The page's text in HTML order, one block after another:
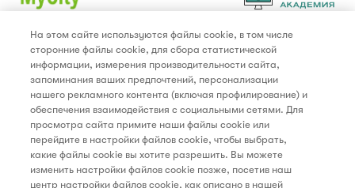
МЫ В СОЦИАЛЬНЫХ СЕТЯХ
На этом сайте используются файлы cookie, в том числе
сторонние файлы cookie, для сбора статистической
информации, измерения производительности сайта,
запоминания ваших предпочтений, персонализации
нашего рекламного контента (включая профилирование) и
обеспечения взаимодействия с социальными сетями. Для
просмотра сайта примите наши файлы cookie или
перейдите в настройки файлов cookie, чтобы выбрать,
какие файлы cookie вы хотите разрешить. Вы можете
изменить настройки файлов cookie позже, посетив наш
центр настройки файлов cookie, как описано в нашей